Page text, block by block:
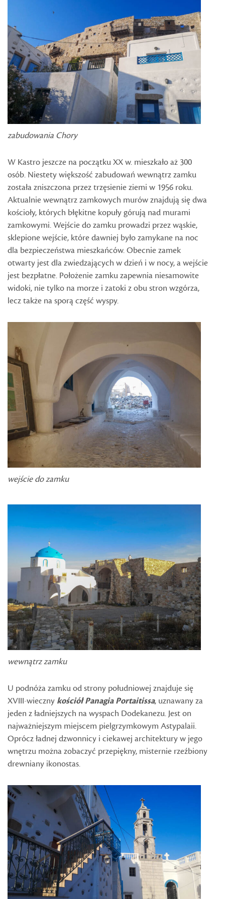
zabudowania Chory
W Kastro jeszcze na początku XX w. mieszkało aż 300
osób. Niestety większość zabudowań wewnątrz zamku
została zniszczona przez trzęsienie ziemi w 1956 roku.
Aktualnie wewnątrz zamkowych murów znajdują się dwa
kościoły, których błękitne kopuły górują nad murami
zamkowymi. Wejście do zamku prowadzi przez wąskie,
sklepione wejście, które dawniej było zamykane na noc
dla bezpieczeństwa mieszkańców. Obecnie zamek
otwarty jest dla zwiedzających w dzień i w nocy, a wejście
jest bezpłatne. Położenie zamku zapewnia niesamowite
widoki, nie tylko na morze i zatoki z obu stron wzgórza,
lecz także na sporą część wyspy.
wejście do zamku
wewnątrz zamku
U podnóża zamku od strony południowej znajduje się
XVIII-wieczny kościół Panagia Portaitissa, uznawany za
jeden z ładniejszych na wyspach Dodekanezu. Jest on
najważniejszym miejscem pielgrzymkowym Astypalaii.
Oprócz ładnej dzwonnicy i ciekawej architektury w jego
wnętrzu można zobaczyć przepiękny, misternie rzeźbiony
drewniany ikonostas.